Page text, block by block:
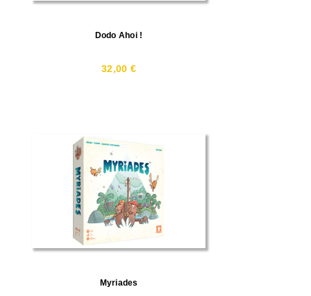
Dodo Ahoi !
32,00 €
Myriades